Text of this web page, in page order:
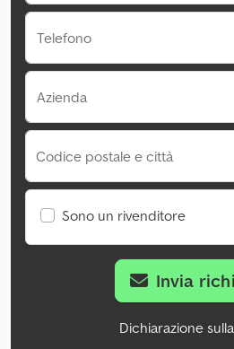
Telefono
Azienda
Codice postale e città
Sono un rivenditore
Invia
Dichiarazione